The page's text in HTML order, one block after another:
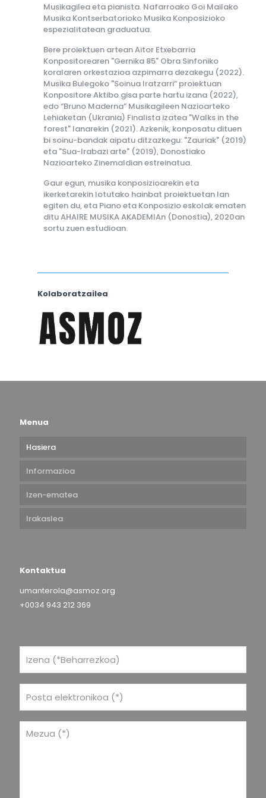
Musikagilea eta pianista. Nafarroako Goi Mailako
Musika Kontserbatorioko Musika Konposizioko
espezialitatean graduatua.
Bere proiektuen artean Aitor Etxebarria
Konpositorearen "Gernika 85" Obra Sinfoniko
koralaren orkestazioa azpimarra dezakegu (2022).
Musika Bulegoko "Soinua Iratzarri” proiektuan
Konpositore Aktibo gisa parte hartu izana (2022),
edo “Bruno Maderna” Musikagileen Nazioarteko
Lehiaketan (Ukrania) Finalista izatea "Walks in the
forest" lanarekin (2021). Azkenik, konposatu dituen
bi soinu-bandak aipatu ditzazkegu: "Zauriak" (2019)
eta "Sua-Irabazi arte" (2019), Donostiako
Nazioarteko Zinemaldian estreinatua.
Gaur egun, musika konposizioarekin eta
ikerketarekin lotutako hainbat proiektuetan lan
egiten du, eta Piano eta Konposizio eskolak ematen
ditu AHAIRE MUSIKA AKADEMIAn (Donostia), 2020an
sortu zuen estudioan.
Kolaboratzailea
Menua
Hasiera
Informazioa
Izen-ematea
Irakaslea
Kontaktua
umanterola@asmoz.org
+0034 943 212 369